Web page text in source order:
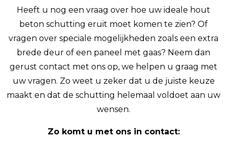
Heeft u nog een vraag over hoe uw ideale hout
beton schutting eruit moet komen te zien? Of
vragen over speciale mogelijkheden zoals een extra
brede deur of een paneel met gaas? Neem dan
gerust contact met ons op, we helpen u graag met
uw vragen. Zo weet u zeker dat u de juiste keuze
maakt en dat de schutting helemaal voldoet aan uw
wensen.
Zo komt u met ons in contact: